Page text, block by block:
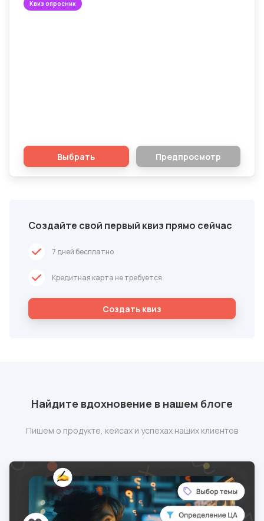
Квиз опросник
Выбрать Предпросмотр
Создайте свой первый квиз прямо сейчас
7 дней бесплатно
Кредитная карта не требуется
Cоздать квиз
Найдите вдохновение в нашем блоге
Пишем о продукте, кейсах и успехах наших клиентов